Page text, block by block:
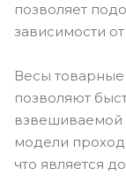
позволяет
зависимости
Весы
позволяют
взвешиваемой
модели
что является